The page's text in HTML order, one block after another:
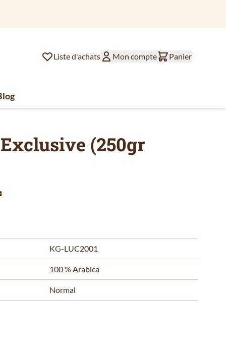
Liste d'achats Mon compte Panier
de café
for Divers
(250gr
KG-LUC2001
100 % Arabica
Normal